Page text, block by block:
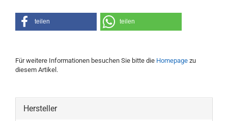
teilen teilen
Für weitere Informationen besuchen Sie bitte die Homepage zu
diesem Artikel.
Hersteller